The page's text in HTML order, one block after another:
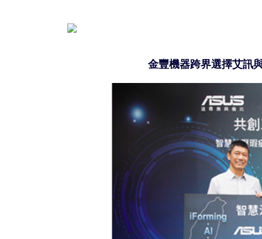
金豐機器跨界選擇艾訊